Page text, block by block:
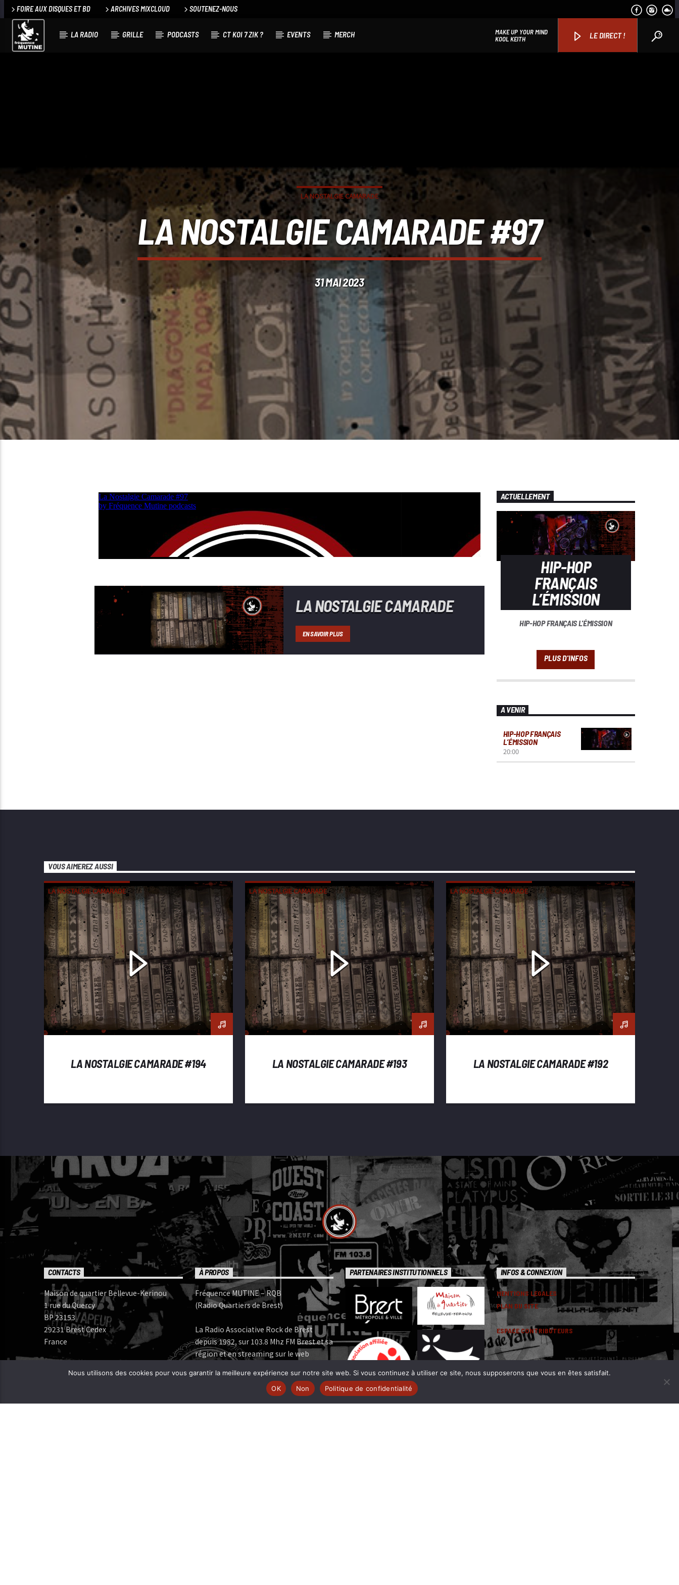
FOIRE AUX DISQUES ET BD ARCHIVES MIXCLOUD SOUTENEZ-NOUS
LA RADIO GRILLE PODCASTS CT KOI 7 ZIK ? EVENTS MERCH LE DIRECT !
THIS IS A SONG
PAMELA
LA NOSTALGIE CAMARADE
LA NOSTALGIE CAMARADE #97
31 MAI 2023
LA NOSTALGIE CAMARADE
EN SAVOIR PLUS
ACTUELLEMENT
HIP-HOP
FRANÇAIS
L’ÉMISSION
HIP-HOP FRANÇAIS L'ÉMISSION
A VENIR
HIP-HOP FRANÇAIS
L’ÉMISSION
20:00
VOUS AIMEREZ AUSSI
LA NOSTALGIE CAMARADE
LA NOSTALGIE CAMARADE #194
LA NOSTALGIE CAMARADE
LA NOSTALGIE CAMARADE #193
LA NOSTALGIE CAMARADE
LA NOSTALGIE CAMARADE #192
CONTACTS
Maison de quartier Bellevue-Kerinou
1 rue du Quercy
BP 23153
29231 Brest Cedex
France
Bureau: 02 98 05 07 96
Mail:
À PROPOS
Fréquence MUTINE – RQB
(Radio Quartiers de Brest)
La Radio Associative Rock de Brest
depuis 1982, sur 103.8 Mhz FM Brest et sa
région et en streaming sur le web
Fréquence MUTINE est membre:
FERAROCK | www.ferarock.org |
CORLAB | www.corlab.org|
PARTENAIRES INSTITUTIONNELS INFOS & CONNEXION
MENTIONS LEGALES
PLAN DU SITE
ESPACE CONTRIBUTEURS
Nous utilisons des cookies pour vous garantir la meilleure expérience sur notre site web. Si vous continuez à utiliser ce site, nous supposerons que vous en êtes satisfait.
OK
Non Politique de confidentialité